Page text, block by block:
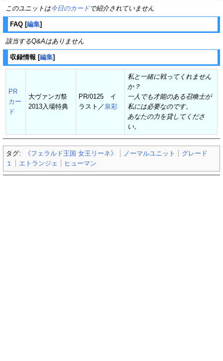
このユニットは今日のカードで紹介されていません
FAQ [編集]
該当するQ&Aはありません
収録情報 [編集]
PR
カー
ド
大ヴァンガ祭
2013入場特典
PR/0125 イ
ラスト／ 泉彩
私と一緒に戦ってくれません
か？
一人でも才能のある召喚士が
私には必要なのです。
あなたの力を貸してくださ
い。
タグ: 《フェラルド王国 女王リーネ》 ノーマルユニット
グレード
１
エトランジェ ヒューマン